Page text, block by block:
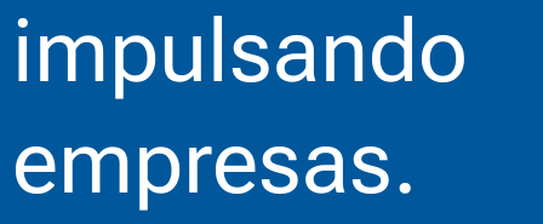
impulsando
empresas.